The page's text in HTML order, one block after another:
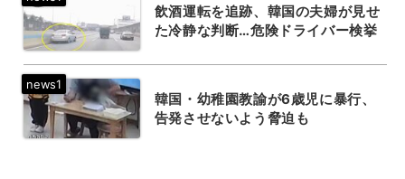
飲酒運転を追跡、韓国の夫婦が見せ
た冷静な判断…危険ドライバー検挙
韓国・幼稚園教諭が6歳児に暴行、
告発させないよう脅迫も